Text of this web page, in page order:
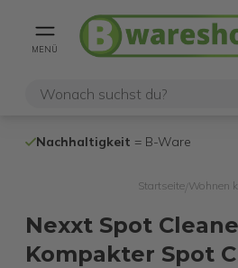
MENÜ
Nachhaltigkeit = B-Ware
Startseite/ Wohnen
Nexxt Spot
Kompakter Spot